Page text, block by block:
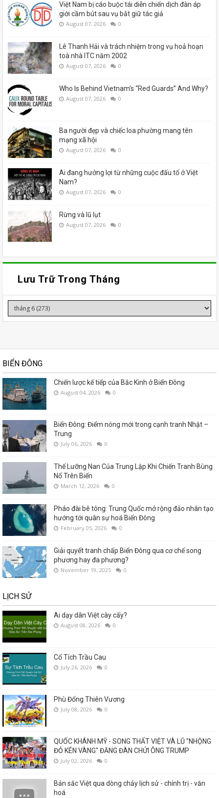
Việt Nam bị cáo buộc tái diễn chiến dịch đàn áp
giới cầm bút sau vụ bắt giữ tác giả
August 07, 2026 0
Lê Thanh Hải và trách nhiệm trong vụ hoả hoạn
toà nhà ITC năm 2002
August 07, 2026 0
Who Is Behind Vietnam’s “Red Guards” And Why?
August 07, 2026 0
Ba người đẹp và chiếc loa phường mang tên
mạng xã hội
August 07, 2026 0
Ai đang hưởng lợi từ những cuộc đấu tố ở Việt
Nam?
August 07, 2026 0
Rừng và lũ lụt
August 07, 2026 0
Lưu Trữ Trong Tháng
BIỂN ĐÔNG
Chiến lược kế tiếp của Bắc Kinh ở Biển Đông
August 04, 2026 0
Biển Đông: Điểm nóng mới trong cạnh tranh Nhật –
Trung
July 06, 2026 0
Thế Lưỡng Nan Của Trung Lập Khi Chiến Tranh Bùng
Nổ Trên Biển
March 12, 2026 0
Pháo đài bê tông: Trung Quốc mở rộng đảo nhân tạo
hướng tới quân sự hoá Biển Đông
February 05, 2026 0
Giải quyết tranh chấp Biển Đông qua cơ chế song
phương hay đa phương?
November 19, 2025 0
LỊCH SỬ
Ai dạy dân Việt cày cấy?
August 08, 2026 0
Cổ Tích Trầu Cau
July 26, 2026 0
Phù Đổng Thiên Vương
July 08, 2026 0
QUỐC KHÁNH MỸ - SONG THẤT VIỆT VÀ LŨ "NHỘNG
ĐỎ KÉN VÀNG" ĐĂNG ĐÀN CHỬI ÔNG TRUMP
July 02, 2026 0
Bản sắc Việt qua dòng chảy lịch sử - chính trị - văn
hoá